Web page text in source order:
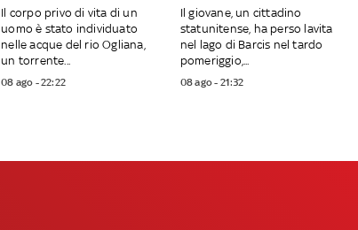
Il corpo privo di vita di un
uomo è stato individuato
nelle acque del rio Ogliana,
un torrente...
08 ago - 22:22
Il giovane, un cittadino
statunitense, ha perso lavita
nel lago di Barcis nel tardo
pomeriggio,...
08 ago - 21:32